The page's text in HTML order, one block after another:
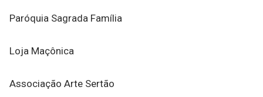
Paróquia Sagrada Família
Loja Maçônica
Associação Arte Sertão